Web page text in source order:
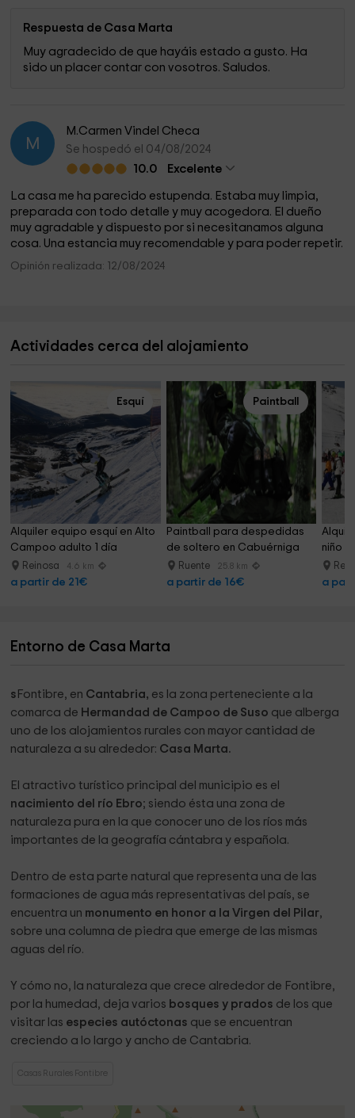
Respuesta de Casa Marta
Muy agradecido de que hayáis estado a gusto. Ha
sido un placer contar con vosotros. Saludos.
M
M.Carmen Vindel Checa
Se hospedó el 04/08/2024
10.0
Excelente
La casa me ha parecido estupenda. Estaba muy limpia,
preparada con todo detalle y muy acogedora. El dueño
muy agradable y dispuesto por si necesitanamos alguna
cosa. Una estancia muy recomendable y para poder repetir.
Opinión realizada: 12/08/2024
Actividades cerca del alojamiento
Esquí
Alquiler equipo esquí en Alto
Campoo adulto 1 día
Reinosa 4.6 km
a partir de 21€
Paintball
Paintball para despedidas
de soltero en Cabuérniga
Ruente 25.8 km
a partir de 16€
niño
a
Entorno de Casa Marta
s Fontibre, en Cantabria, es la zona perteneciente a la
comarca de Hermandad de Campoo de Suso que alberga
uno de los alojamientos rurales con mayor cantidad de
naturaleza a su alrededor: Casa Marta.
El atractivo turístico principal del municipio es el
nacimiento del río Ebro; siendo ésta una zona de
naturaleza pura en la que conocer uno de los ríos más
importantes de la geografía cántabra y española.
Dentro de esta parte natural que representa una de las
formaciones de agua más representativas del país, se
encuentra un monumento en honor a la Virgen del Pilar,
sobre una columna de piedra que emerge de las mismas
aguas del río.
Y cómo no, la naturaleza que crece alrededor de Fontibre,
por la humedad, deja varios bosques y prados de los que
visitar las especies autóctonas que se encuentran
creciendo a lo largo y ancho de Cantabria.
Casas Rurales Fontibre